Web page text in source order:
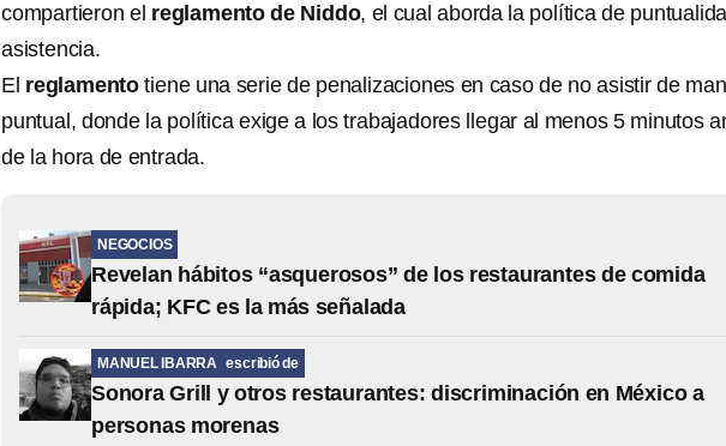
compartieron el reglamento de Niddo, el cual aborda la política de
asistencia.
El reglamento tiene una serie de penalizaciones en caso de no asistir de
puntual, donde la política exige a los trabajadores llegar al menos 5 minutos
de la hora de entrada.
NEGOCIOS
Revelan hábitos “asquerosos” de los restaurantes de comida
rápida; KFC es la más señalada
MANUEL IBARRA escribió de
Sonora Grill y otros restaurantes: discriminación en México a
personas morenas